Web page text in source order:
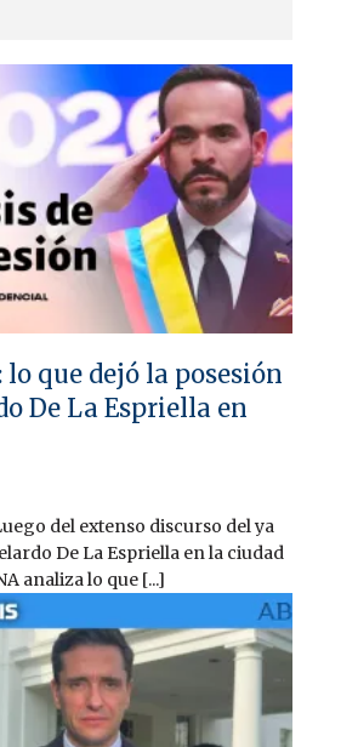
lo que dejó la posesión
De La Espriella en
del extenso discurso del ya
De La Espriella en la ciudad
analiza lo que [...]